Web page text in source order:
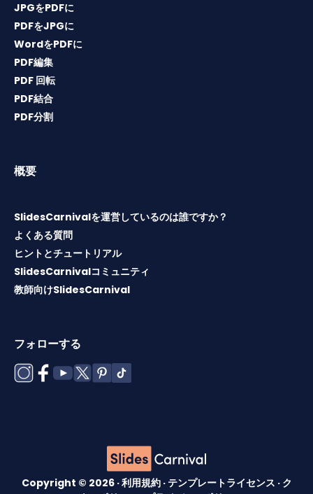
JPGをPDFに
PDFをJPGに
WordをPDFに
PDF編集
PDF 回転
PDF結合
PDF分割
概要
SlidesCarnivalを運営しているのは誰ですか？
よくある質問
ヒントとチュートリアル
SlidesCarnivalコミュニティ
教師向けSlidesCarnival
フォローする
Copyright © 2026 ·利用規約 · テンプレートライセンス · ク